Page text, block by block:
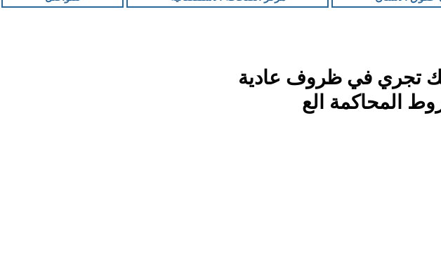
تجري في ظروف عادية
المحاكمة الع